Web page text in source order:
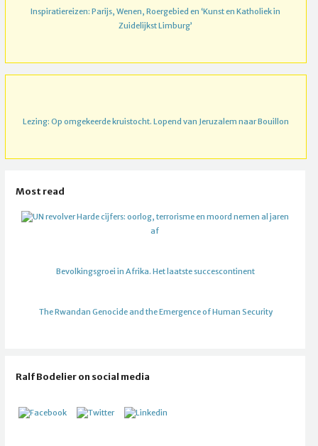
Inspiratiereizen: Parijs, Wenen, Roergebied en ‘Kunst en Katholiek in
Zuidelijkst Limburg’
Lezing: Op omgekeerde kruistocht. Lopend van Jeruzalem naar Bouillon
Most read
Harde cijfers: oorlog, terrorisme en moord nemen al jaren
af
Bevolkingsgroei in Afrika. Het laatste succescontinent
The Rwandan Genocide and the Emergence of Human Security
Ralf Bodelier on social media